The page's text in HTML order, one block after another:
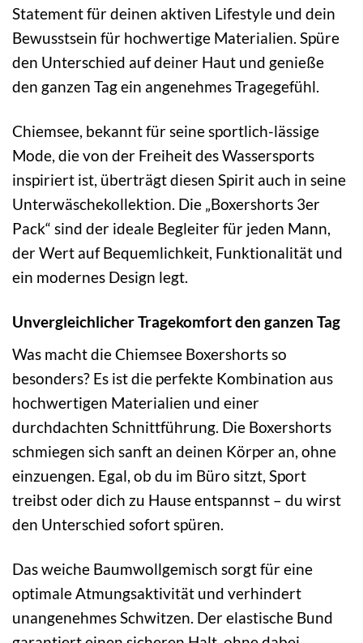
Statement für deinen aktiven Lifestyle und dein
Bewusstsein für hochwertige Materialien. Spüre
den Unterschied auf deiner Haut und genieße
den ganzen Tag ein angenehmes Tragegefühl.
Chiemsee, bekannt für seine sportlich-lässige
Mode, die von der Freiheit des Wassersports
inspiriert ist, überträgt diesen Spirit auch in seine
Unterwäschekollektion. Die „Boxershorts 3er
Pack“ sind der ideale Begleiter für jeden Mann,
der Wert auf Bequemlichkeit, Funktionalität und
ein modernes Design legt.
Unvergleichlicher Tragekomfort den ganzen Tag
Was macht die Chiemsee Boxershorts so
besonders? Es ist die perfekte Kombination aus
hochwertigen Materialien und einer
durchdachten Schnittführung. Die Boxershorts
schmiegen sich sanft an deinen Körper an, ohne
einzuengen. Egal, ob du im Büro sitzt, Sport
treibst oder dich zu Hause entspannst – du wirst
den Unterschied sofort spüren.
Das weiche Baumwollgemisch sorgt für eine
optimale Atmungsaktivität und verhindert
unangenehmes Schwitzen. Der elastische Bund